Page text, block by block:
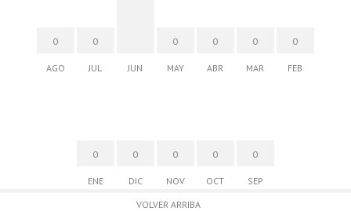
0
AGO
0
JUL JUN
0
MAY
0
ABR
0
MAR
0
FEB
0
ENE
0
DIC
0
NOV
0
OCT
0
SEP
VOLVER ARRIBA